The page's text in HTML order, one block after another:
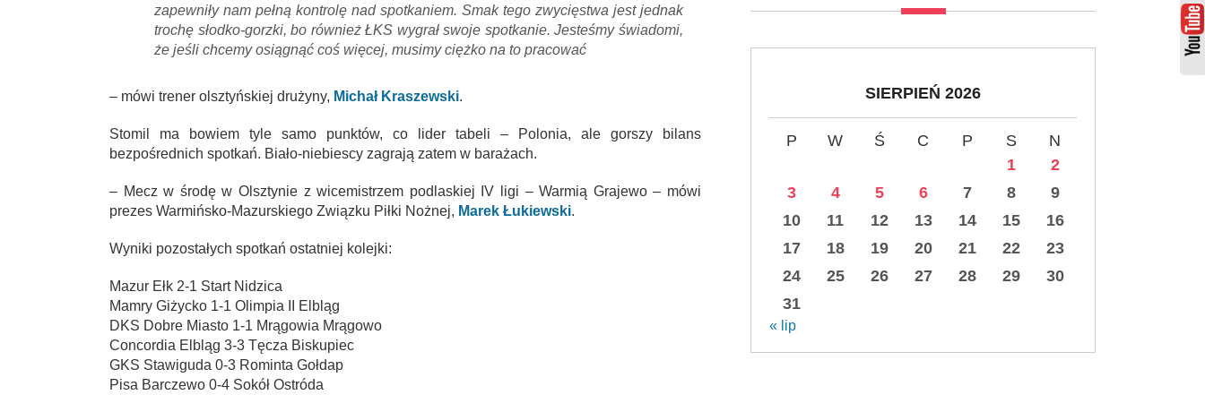
zapewniły nam pełną kontrolę nad spotkaniem. Smak tego zwycięstwa jest jednak
trochę słodko-gorzki, bo również ŁKS wygrał swoje spotkanie. Jesteśmy świadomi,
że jeśli chcemy osiągnąć coś więcej, musimy ciężko na to pracować
– mówi trener olsztyńskiej drużyny, Michał Kraszewski.
Stomil ma bowiem tyle samo punktów, co lider tabeli – Polonia, ale gorszy bilans
bezpośrednich spotkań. Biało-niebiescy zagrają zatem w barażach.
– Mecz w środę w Olsztynie z wicemistrzem podlaskiej IV ligi – Warmią Grajewo – mówi
prezes Warmińsko-Mazurskiego Związku Piłki Nożnej, Marek Łukiewski.
Wyniki pozostałych spotkań ostatniej kolejki:
Mazur Ełk 2-1 Start Nidzica
Mamry Giżycko 1-1 Olimpia II Elbląg
DKS Dobre Miasto 1-1 Mrągowia Mrągowo
Concordia Elbląg 3-3 Tęcza Biskupiec
GKS Stawiguda 0-3 Rominta Gołdap
Pisa Barczewo 0-4 Sokół Ostróda
SIERPIEŃ 2026
P W Ś C P S
N
1
2
3
4 5 6 7 8
9
10
11 12 13 14 15
16
17
18 19 20 21 22
23
24
25 26 27 28 29
30
31
« lip